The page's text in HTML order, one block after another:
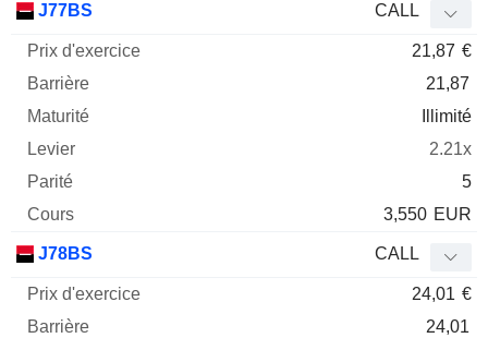
Mnemo Type
J77BS CALL
21,87 €
21,87
Illimité
2.21x
5
3,550 EUR
J78BS CALL
24,01 €
24,01